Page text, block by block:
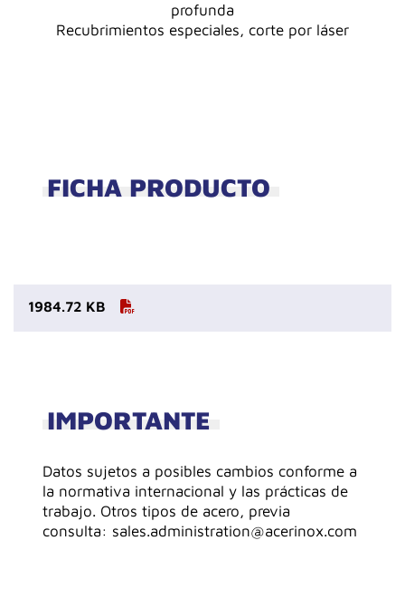
profunda
Recubrimientos especiales, corte por láser
FICHA PRODUCTO
1984.72 KB
IMPORTANTE
Datos sujetos a posibles cambios conforme a
la normativa internacional y las prácticas de
trabajo. Otros tipos de acero, previa
consulta: sales.administration@acerinox.com